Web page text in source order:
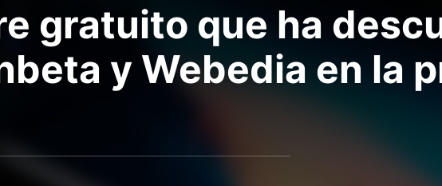
gratuito que ha
y Webedia en la